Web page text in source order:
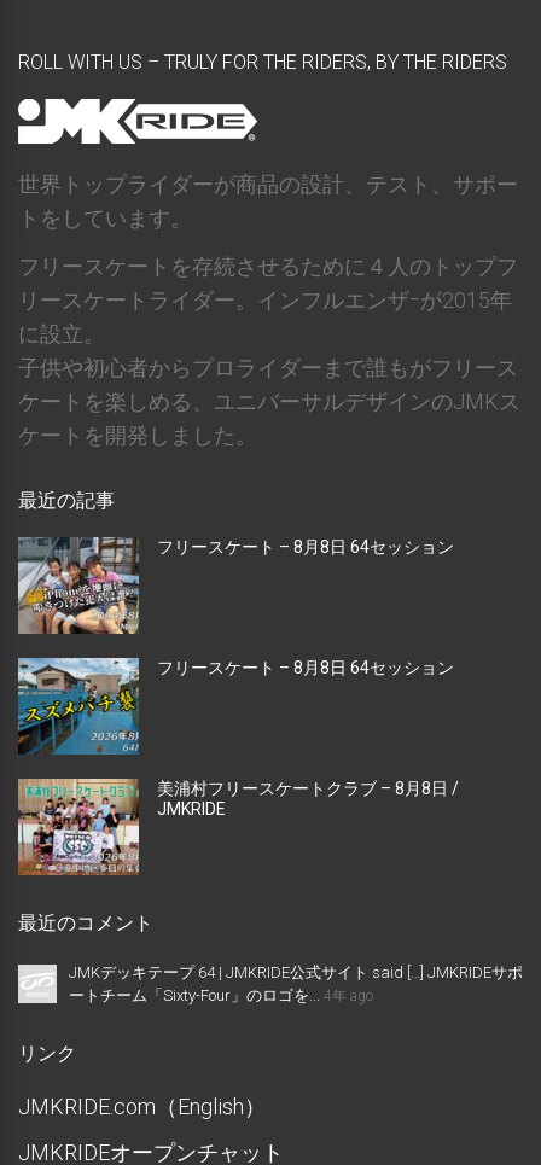
ROLL WITH US – TRULY FOR THE RIDERS, BY THE RIDERS
世界トップライダーが商品の設計、テスト、サポー
トをしています。
フリースケートを存続させるために４人のトップフ
リースケートライダー。インフルエンザｰが2015年
に設立。
子供や初心者からプロライダーまで誰もがフリース
ケートを楽しめる、ユニバーサルデザインのJMKス
ケートを開発しました。
最近の記事
フリースケート – 8月8日 64セッション
フリースケート – 8月8日 64セッション
美浦村フリースケートクラブ – 8月8日 /
JMKRIDE
最近のコメント
JMKデッキテープ 64 | JMKRIDE公式サイト said […] JMKRIDEサポ
ートチーム「Sixty-Four」のロゴを...
4年 ago
リンク
JMKRIDE.com（English）
JMKRIDEオープンチャット